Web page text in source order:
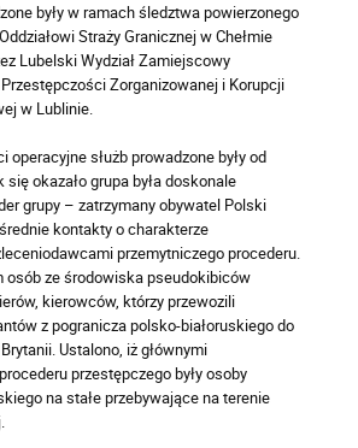
były w ramach śledztwa powierzonego
Straży Granicznej w Chełmie
Lubelski Wydział Zamiejscowy
Zorganizowanej i Korupcji
w Lublinie.
operacyjne służb prowadzone były od
okazało grupa była doskonale
grupy – zatrzymany obywatel Polski
kontakty o charakterze
przemytniczego procederu.
osób ze środowiska pseudokibiców
kierowców, którzy przewozili
z pogranicza polsko-białoruskiego do
Ustalono, iż głównymi
przestępczego były osoby
na stałe przebywające na terenie